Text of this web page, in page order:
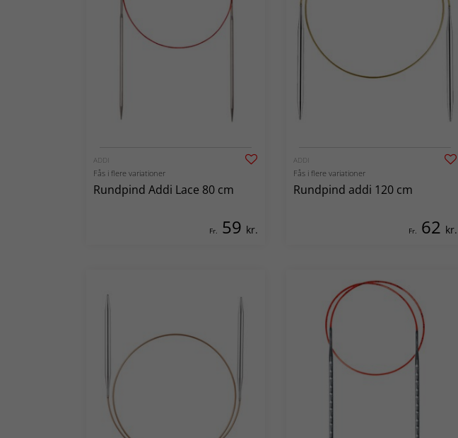
ADDI
Fås i flere variationer
Rundpind Addi Lace 80 cm
Fr. 59 kr.
ADDI
Fås i flere variationer
Rundpind addi 120 cm
Fr. 62 kr.